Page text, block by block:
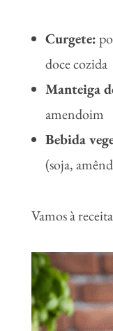
Curgete:
doce cozida
Manteiga
amendoim
Bebida
(soja,
Vamos à